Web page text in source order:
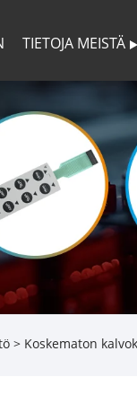
TIETOJA MEISTÄ
> Koskematon